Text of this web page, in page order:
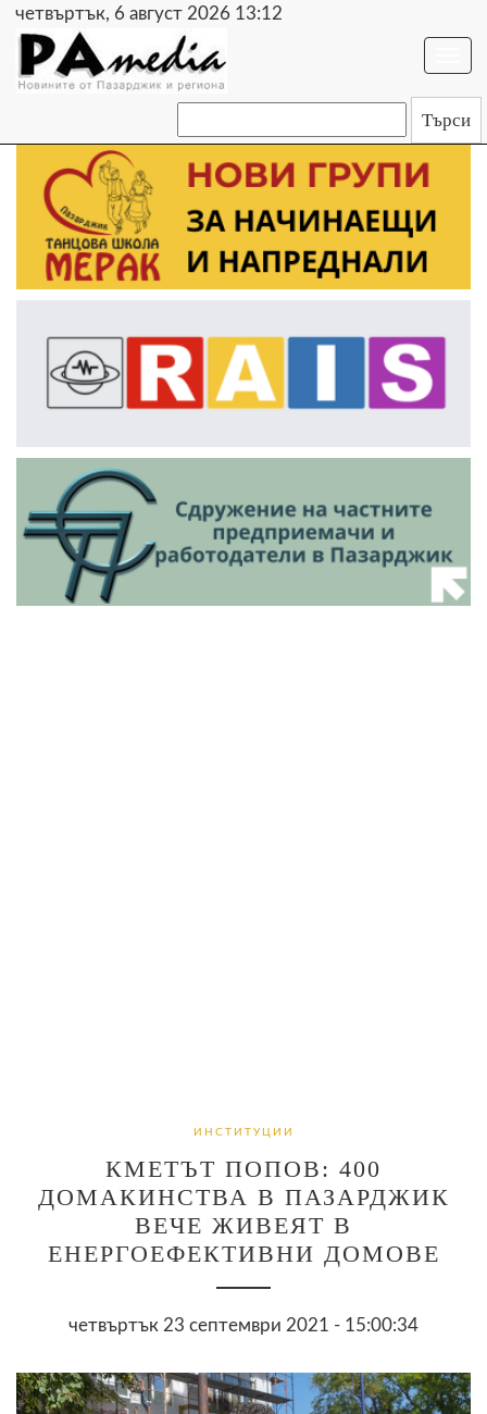
четвъртък, 6 август 2026 13:12
ИНСТИТУЦИИ
КМЕТЪТ ПОПОВ: 400
ДОМАКИНСТВА В ПАЗАРДЖИК
ВЕЧЕ ЖИВЕЯТ В
ЕНЕРГОЕФЕКТИВНИ ДОМОВЕ
четвъртък 23 септември 2021 - 15:00:34